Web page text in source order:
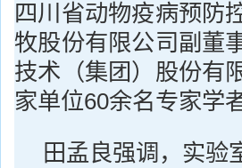
四川省动物疫病预防
牧股份有限公司副董
技术（集团）股份有
家单位60余名专家学
田孟良强调，实验